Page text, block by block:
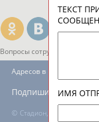
Вопросы сотрудничества и
© Стадион, 1998-2026
Адресов в новостной
Подпишись
ТЕКСТ
ИМЯ